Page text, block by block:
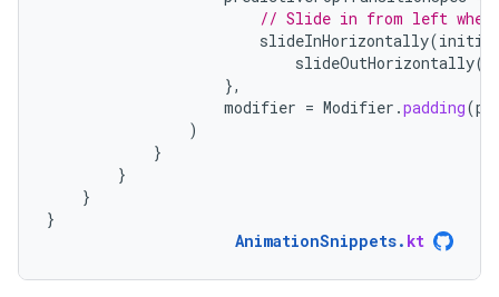
// Slide in from left when
slideInHorizontally(
slideOutHorizontally(
},
modifier = Modifier .padding(
)
}
}
}
}
AnimationSnippets. kt